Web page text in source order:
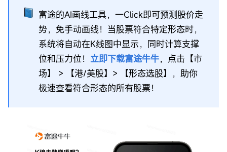
富途的AI画线工具，一Click即可预测股价走
势，免手动画线！当股票符合特定形态时，
系统将自动在K线图中显示，同时计算支撑
位和压力位！ 立即下载富途牛牛，点击【市
场】 > 【港/美股】> 【形态选股】，助你
极速查看符合形态的所有股票！